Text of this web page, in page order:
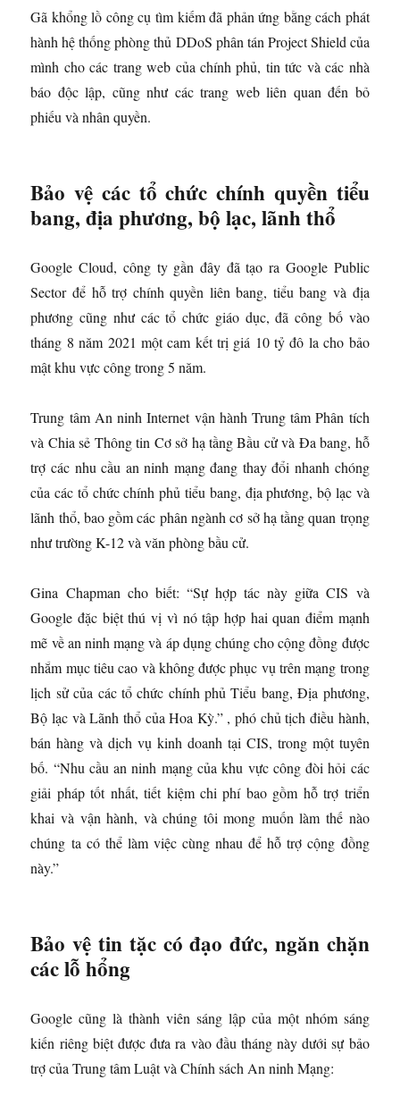
Gã khổng lồ công cụ tìm kiếm đã phản ứng bằng cách phát
hành hệ thống phòng thủ DDoS phân tán Project Shield của
mình cho các trang web của chính phủ, tin tức và các nhà
báo độc lập, cũng như các trang web liên quan đến bỏ
phiếu và nhân quyền.
Bảo vệ các tổ chức chính quyền tiểu
bang, địa phương, bộ lạc, lãnh thổ
Google Cloud, công ty gần đây đã tạo ra Google Public
Sector để hỗ trợ chính quyền liên bang, tiểu bang và địa
phương cũng như các tổ chức giáo dục, đã công bố vào
tháng 8 năm 2021 một cam kết trị giá 10 tỷ đô la cho bảo
mật khu vực công trong 5 năm.
Trung tâm An ninh Internet vận hành Trung tâm Phân tích
và Chia sẻ Thông tin Cơ sở hạ tầng Bầu cử và Đa bang, hỗ
trợ các nhu cầu an ninh mạng đang thay đổi nhanh chóng
của các tổ chức chính phủ tiểu bang, địa phương, bộ lạc và
lãnh thổ, bao gồm các phân ngành cơ sở hạ tầng quan trọng
như trường K-12 và văn phòng bầu cử.
Gina Chapman cho biết: “Sự hợp tác này giữa CIS và
Google đặc biệt thú vị vì nó tập hợp hai quan điểm mạnh
mẽ về an ninh mạng và áp dụng chúng cho cộng đồng được
nhắm mục tiêu cao và không được phục vụ trên mạng trong
lịch sử của các tổ chức chính phủ Tiểu bang, Địa phương,
Bộ lạc và Lãnh thổ của Hoa Kỳ.” , phó chủ tịch điều hành,
bán hàng và dịch vụ kinh doanh tại CIS, trong một tuyên
bố. “Nhu cầu an ninh mạng của khu vực công đòi hỏi các
giải pháp tốt nhất, tiết kiệm chi phí bao gồm hỗ trợ triển
khai và vận hành, và chúng tôi mong muốn làm thế nào
chúng ta có thể làm việc cùng nhau để hỗ trợ cộng đồng
này.”
Bảo vệ tin tặc có đạo đức, ngăn chặn
các lỗ hổng
Google cũng là thành viên sáng lập của một nhóm sáng
kiến ​​riêng biệt được đưa ra vào đầu tháng này dưới sự bảo
trợ của Trung tâm Luật và Chính sách An ninh Mạng: